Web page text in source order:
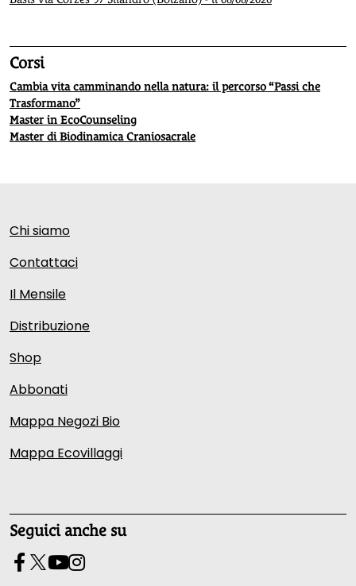
Corsi
Cambia vita camminando nella natura: il percorso “Passi che
Trasformano”
Master in EcoCounseling
Master di Biodinamica Craniosacrale
Chi siamo
Contattaci
Il Mensile
Distribuzione
Shop
Abbonati
Mappa Negozi Bio
Mappa Ecovillaggi
Seguici anche su